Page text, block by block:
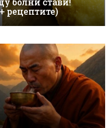
рецептите)